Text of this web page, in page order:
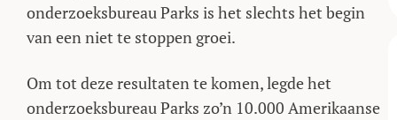
onderzoeksbureau Parks is het slechts het begin
van een niet te stoppen groei.
Om tot deze resultaten te komen, legde het
onderzoeksbureau Parks zo’n 10.000 Amerikaanse